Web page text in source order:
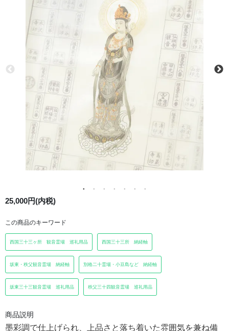
25,000円(内税)
この商品のキーワード
西国三十三ヶ所 観音霊場 巡礼用品 西国三十三所 納経軸
坂東・秩父観音霊場 納経軸 別格二十霊場・小豆島など 納経軸
坂東三十三観音霊場 巡礼用品 秩父三十四観音霊場 巡礼用品
商品説明
墨彩調で仕上げられ、上品さと落ち着いた雰囲気を兼ね備